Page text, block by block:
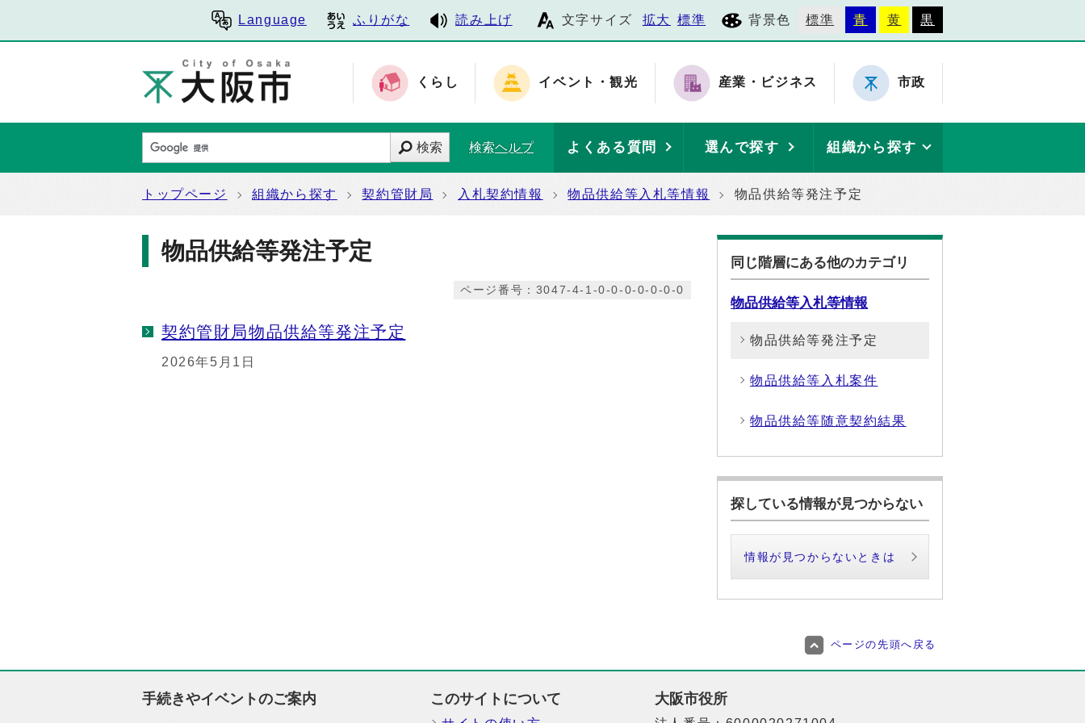
Language ふりがな 読み上げ 文字サイズ 拡大 標準 背景色 標準 青 黄 黒
くらし イベント・観光 産業・ビジネス 市政
検索 検索ヘルプ よくある質問 選んで探す 組織から探す
トップページ 組織から探す 契約管財局 入札契約情報 物品供給等入札等情報 物品供給等発注予定
物品供給等発注予定
ページ番号：3047-4-1-0-0-0-0-0-0-0
契約管財局物品供給等発注予定
2026年5月1日
同じ階層にある他のカテゴリ
物品供給等入札等情報
物品供給等発注予定
物品供給等入札案件
物品供給等随意契約結果
探している情報が見つからない
情報が見つからないときは
ページの先頭へ戻る
手続きやイベントのご案内 このサイトについて 大阪市役所